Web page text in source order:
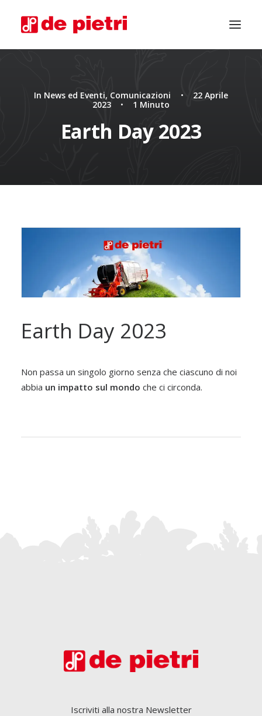
CHIEDI CONSULENZA
In News ed Eventi, Comunicazioni •
22 Aprile
2023
• 1 Minuto
Earth Day 2023
Earth Day 2023
Non passa un singolo giorno senza che ciascuno di noi
abbia un impatto sul mondo che ci circonda.
Iscriviti alla nostra Newsletter